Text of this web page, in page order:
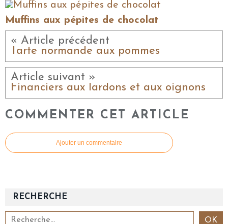
Muffins aux pépites de chocolat
« Article précédent
Tarte normande aux pommes
Article suivant »
Financiers aux lardons et aux oignons
COMMENTER CET ARTICLE
Ajouter un commentaire
RECHERCHE